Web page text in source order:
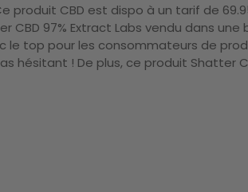
produit CBD est dispo à un tarif de
CBD 97% Extract Labs vendu dans
top pour les consommateurs de
hésitant ! De plus, ce produit Shatter